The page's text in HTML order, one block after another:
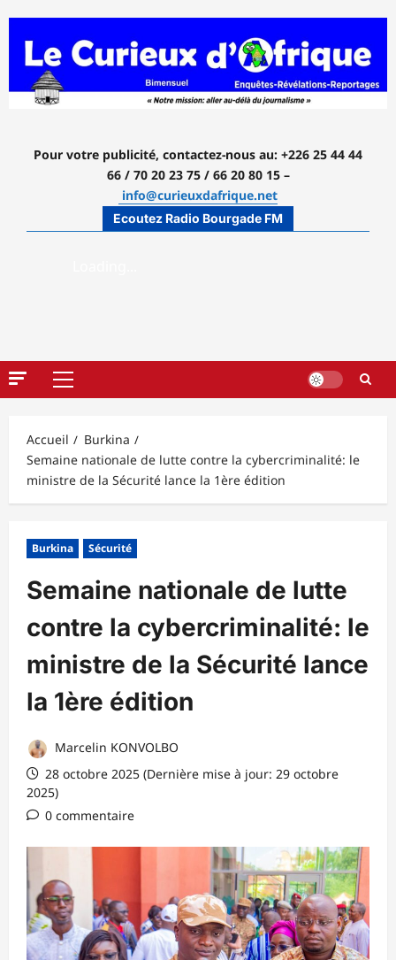
contenu
Pour votre publicité, contactez-nous au: +226 25 44 44
66 / 70 20 23 75 / 66 20 80 15 –
info@curieuxdafrique.net
Ecoutez Radio Bourgade FM
Menu
Accueil
Burkina
Semaine nationale de lutte contre la cybercriminalité: le
ministre de la Sécurité lance la 1ère édition
Burkina Sécurité
Semaine nationale de lutte
contre la cybercriminalité: le
ministre de la Sécurité lance
la 1ère édition
Marcelin KONVOLBO
28 octobre 2025 (Dernière mise à jour: 29 octobre
2025)
0 commentaire